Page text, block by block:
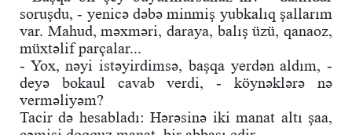
soruşdu, - yenicə dəbə minmiş yubkalıq şallarım
var. Mahud, məxməri, daraya, balış üzü, qanaoz,
müxtəlif parçalar...
- Yox, nəyi istəyirdimsə, başqa yerdən aldım, -
deyə bokaul cavab verdi, - köynəklərə nə
verməliyəm?
Tacir də hesabladı: Hərəsinə iki manat altı şaa,